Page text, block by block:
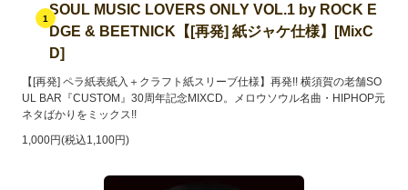
1
SOUL MUSIC LOVERS ONLY VOL.1 by ROCK E
DGE & BEETNICK【[再発] 紙ジャケ仕様】[MixC
D]
【[再発] ペラ紙表紙入＋クラフト紙スリーブ仕様】再発!! 横須賀の老舗SO
UL BAR『CUSTOM』30周年記念MIXCD。メロウソウル名曲・HIPHOP元
ネタばかりをミックス!!
1,000円(税込1,100円)